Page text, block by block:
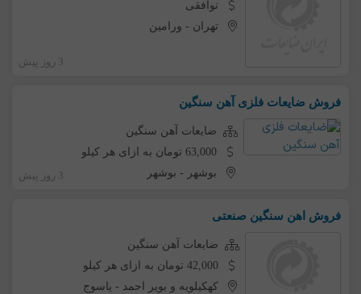
توافقی
تهران - ورامین
3 روز پیش
فروش ضایعات فلزی آهن سنگین
ضایعات آهن سنگین
63,000 تومان به ازای هر کیلو
بوشهر - بوشهر 3 روز پیش
فروش اهن سنگین صنعتی
ضایعات آهن سنگین
42,000 تومان به ازای هر کیلو
کهکیلویه و بویر احمد - یاسوج